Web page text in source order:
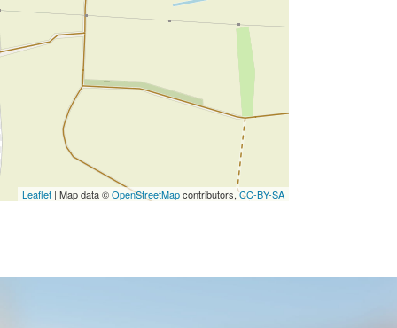
Leaflet | Map data ©OpenStreetMapcontributors,CC-BY-SA